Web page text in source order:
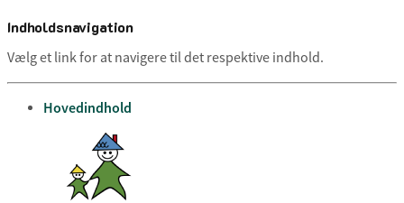
Indholdsnavigation
Vælg et link for at navigere til det respektive indhold.
gå til
Hovedindhold